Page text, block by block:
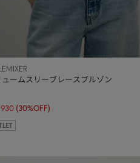
ュームスリーブレースブルゾン
(30%OFF)